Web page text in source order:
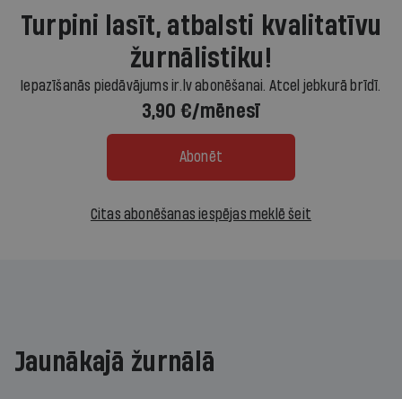
Turpini lasīt, atbalsti kvalitatīvu
žurnālistiku!
Iepazīšanās piedāvājums ir.lv abonēšanai. Atcel jebkurā brīdī.
3,90 €/mēnesī
Abonēt
Citas abonēšanas iespējas meklē šeit
Jaunākajā žurnālā